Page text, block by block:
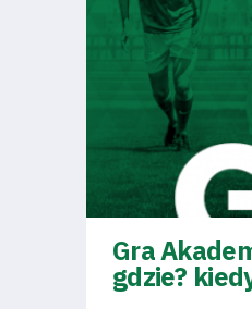
Warta
Foundation
Gra
gdzie?